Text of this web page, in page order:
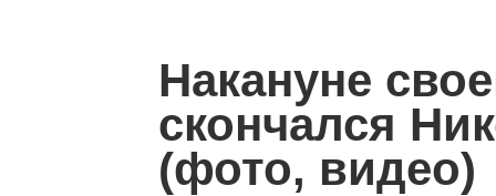
Накануне
скончался
(фото, видео)